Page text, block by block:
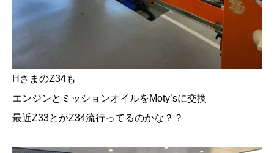
HさまのZ34も
エンジンとミッションオイルをMoty’sに交換
最近Z33とかZ34流行ってるのかな？？